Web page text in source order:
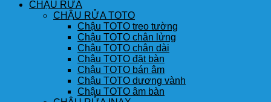
CHẬU RỬA
CHẬU RỬA TOTO
Chậu TOTO treo tường
Chậu TOTO chân lửng
Chậu TOTO chân dài
Chậu TOTO đặt bàn
Chậu TOTO bán âm
Chậu TOTO dương vành
Chậu TOTO âm bàn